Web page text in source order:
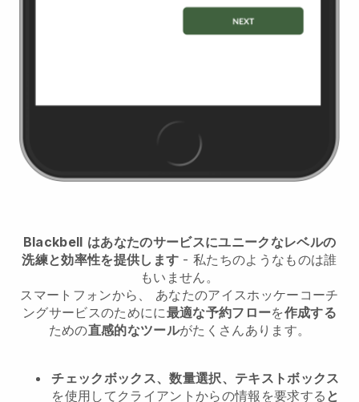
Blackbell はあなたのサービスにユニークなレベルの
洗練と効率性を提供します - 私たちのようなものは誰
もいません。
スマートフォンから、 あなたのアイスホッケーコーチ
ングサービスのためにに最適な予約フローを作成する
ための直感的なツールがたくさんあります。
チェックボックス、数量選択、テキストボックス
を使用してクライアントからの情報を要求する と